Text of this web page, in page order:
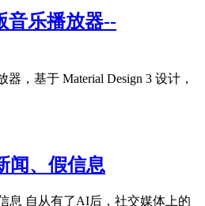
音乐播放器--
，基于 Material Design 3 设计，
闻、假信息
息 自从有了AI后，社交媒体上的